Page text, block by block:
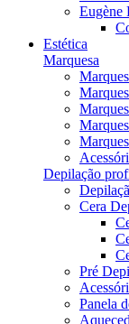
Eugène
Estética
Marquesa
Depilação
Cera
Pré
Panela